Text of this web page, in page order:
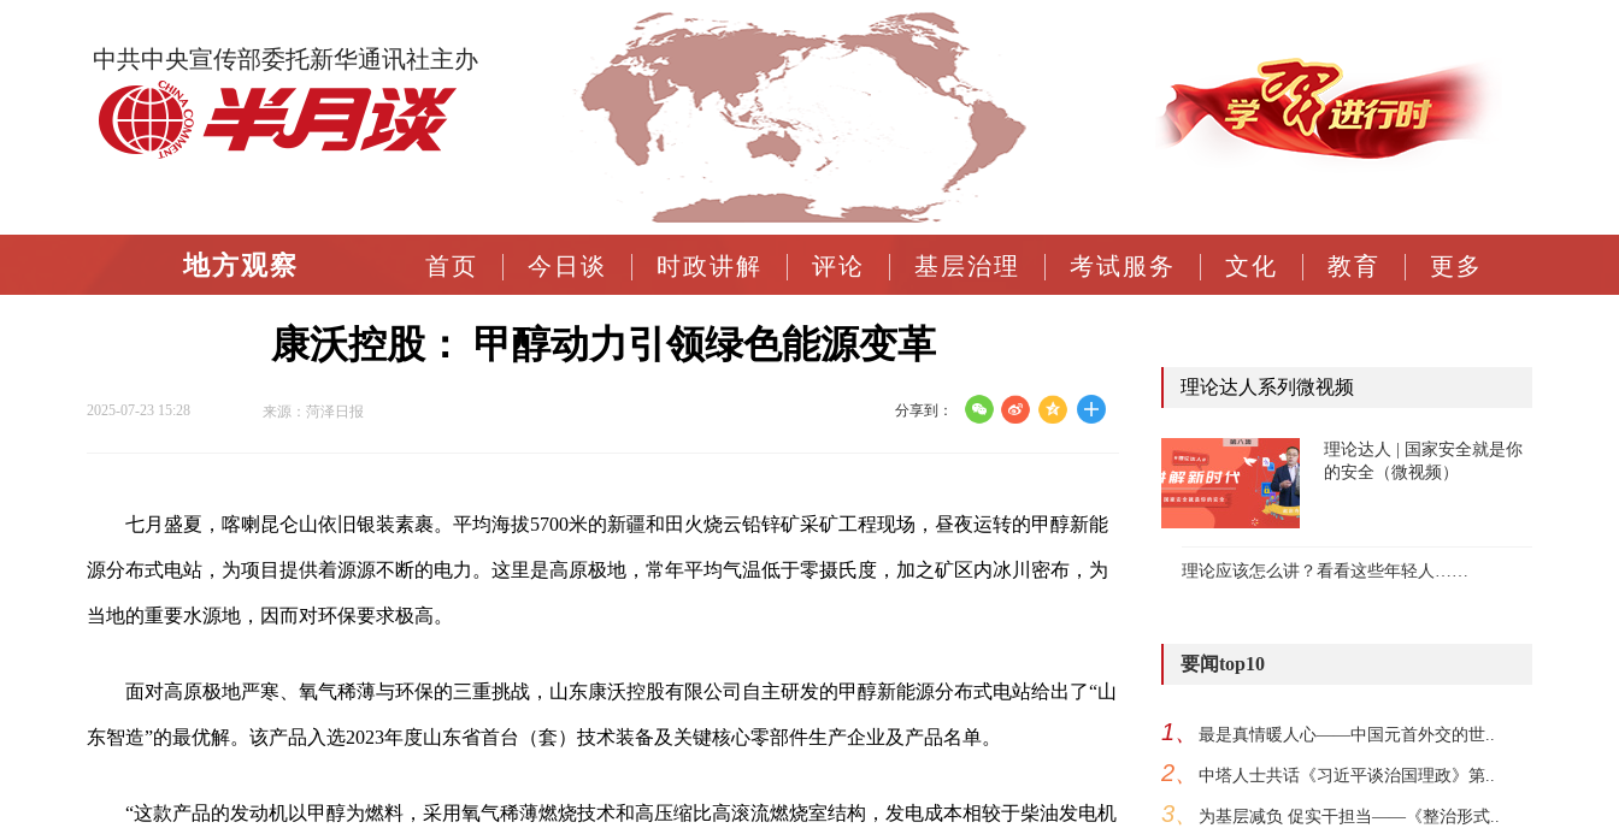
中共中央宣传部委托新华通讯社主办
地方观察 首页 今日谈 时政讲解 评论 基层治理 考试服务 文化 教育 更多
康沃控股： 甲醇动力引领绿色能源变革
2025-07-23 15:28 来源：菏泽日报 分享到：
七月盛夏，喀喇昆仑山依旧银装素裹。平均海拔5700米的新疆和田火烧云铅锌矿采矿工程现场，昼夜运转的甲醇新能
源分布式电站，为项目提供着源源不断的电力。这里是高原极地，常年平均气温低于零摄氏度，加之矿区内冰川密布，为
当地的重要水源地，因而对环保要求极高。
面对高原极地严寒、氧气稀薄与环保的三重挑战，山东康沃控股有限公司自主研发的甲醇新能源分布式电站给出了“山
东智造”的最优解。该产品入选2023年度山东省首台（套）技术装备及关键核心零部件生产企业及产品名单。
“这款产品的发动机以甲醇为燃料，采用氧气稀薄燃烧技术和高压缩比高滚流燃烧室结构，发电成本相较于柴油发电机
理论达人系列微视频
理论达人 | 国家安全就是你
的安全（微视频）
理论应该怎么讲？看看这些年轻人……
要闻top10
1、 最是真情暖人心——中国元首外交的世..
2、 中塔人士共话《习近平谈治国理政》第..
3、 为基层减负 促实干担当——《整治形式..